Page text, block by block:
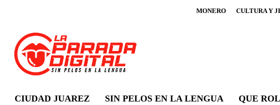
MONERO CULTURA Y
CIUDAD JUAREZ SIN PELOS EN LA LENGUA QUE